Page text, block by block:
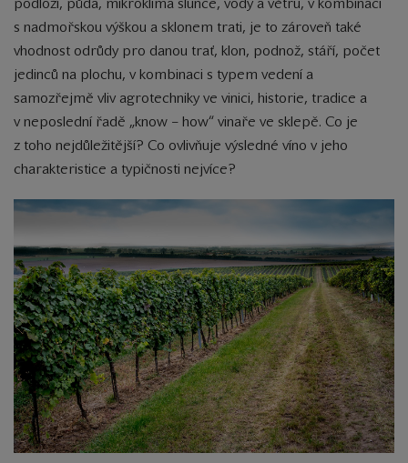
s nadmořskou výškou a sklonem trati, je to zároveň také
vhodnost odrůdy pro danou trať, klon, podnož, stáří, počet
jedinců na plochu, v kombinaci s typem vedení a
samozřejmě vliv agrotechniky ve vinici, historie, tradice a
v neposlední řadě „know – how“ vinaře ve sklepě. Co je
z toho nejdůležitější? Co ovlivňuje výsledné víno v jeho
charakteristice a typičnosti nejvíce?